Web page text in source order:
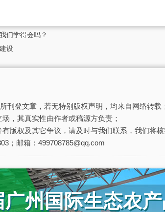
们学得会吗？
设
刊登文章，若无特别版权声明，均来自网络转载
，其真实性由作者或稿源方负责；
版权及其它争议，请及时与我们联系，我们将核
；邮箱：499708785@qq.com
州国际生态农